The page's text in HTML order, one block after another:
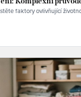
faktory ovlivňující